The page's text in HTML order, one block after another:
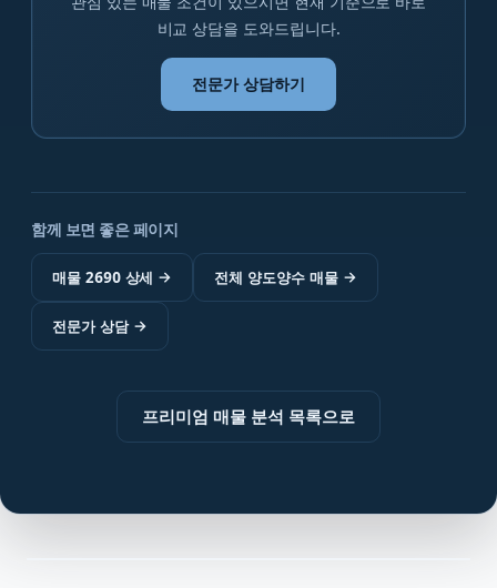
비교 상담을 도와드립니다.
전문가 상담하기
함께 보면 좋은 페이지
매물 2690 상세 → 전체 양도양수 매물→
전문가 상담→
프리미엄 매물 분석 목록으로